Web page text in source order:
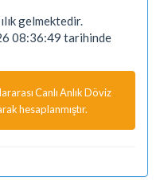
gelmektedir.
08:36:49 tarihinde
Canlı Anlık Döviz
hesaplanmıştır.